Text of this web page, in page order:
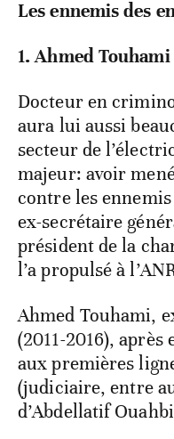
Les ennemis des
1. Ahmed Touhami
Docteur en
aura lui aussi
secteur de
majeur: avoir
contre les
ex-secrétaire
président de la
l’a propulsé à
Ahmed Touhami,
(2011-2016),
aux premières
(judiciaire, entre
d’Abdellatif